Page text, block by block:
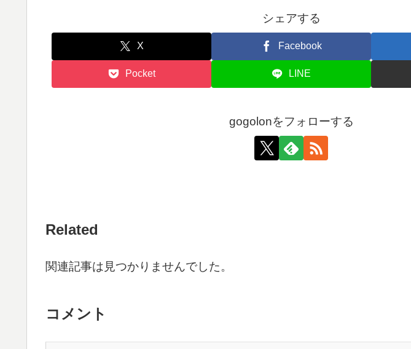
シェアする
X Facebook
Pocket LINE
gogolonをフォローする
Related
関連記事は見つかりませんでした。
コメント